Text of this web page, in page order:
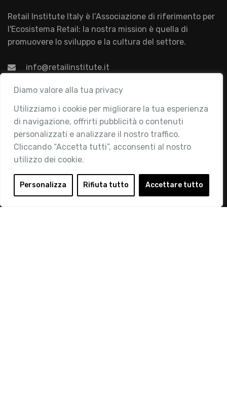
Diamo valore alla tua privacy
Utilizziamo i cookie per migliorare la tua esperienza
di navigazione, offrirti pubblicità o contenuti
personalizzati e analizzare il nostro traffico.
Cliccando “Accetta tutti”, acconsenti al nostro
utilizzo dei cookie.
Personalizza Rifiuta tutto Accettare tutto
Retail Institute Italy è l’Associazione di riferimento per
l'Ecosistema Retail: la nostra mission è quella di
promuovere lo sviluppo e la cultura del settore.
info@retailinstitute.it
Associazione
Chi siamo
Attività
Contatti
Area Riservata
Login
Diventa Socio